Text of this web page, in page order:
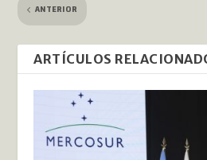
ANTERIOR
ARTÍCULOS